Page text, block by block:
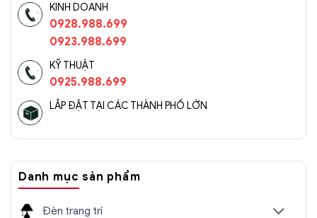
KINH DOANH
0928.988.699
0923.988.699
KỸ THUẬT
0925.988.699
LẮP ĐẶT TẠI CÁC THÀNH PHỐ LỚN
Danh mục sản phẩm
Đèn trang trí